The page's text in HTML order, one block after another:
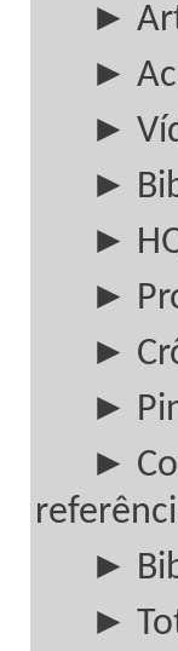
►
►
►
►
►
►
►
►
►
►
►